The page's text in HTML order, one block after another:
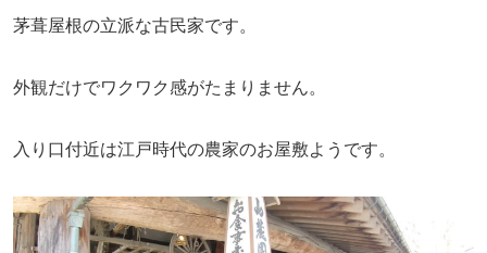
茅葺屋根の立派な古民家です。
外観だけでワクワク感がたまりません。
入り口付近は江戸時代の農家のお屋敷ようです。